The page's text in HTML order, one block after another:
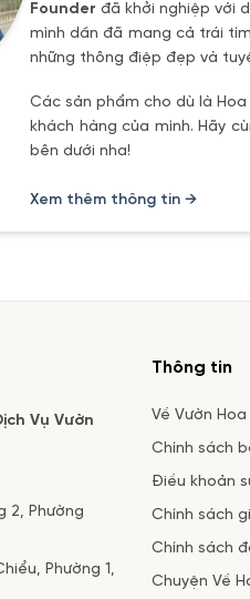
Founder đã khởi nghiệp với
mình dần đã mang cả trái
những thông điệp đẹp và
Các sản phẩm cho dù là
khách hàng của mình. Hãy
bên dưới nha!
Xem thêm thông tin →
Vụ Vườn
2, Phường
Phường 1,
Thông tin
Về Vườn Hoa
Chính sách
Điều khoản
Chính sách
Chính sách
Chuyện Về